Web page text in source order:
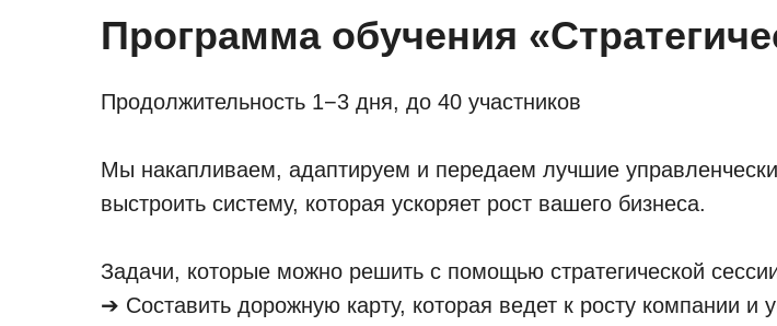
Программа обучения
Продолжительность 1−3 дня, до 40 участников
Мы накапливаем, адаптируем и передаем лучшие
выстроить систему, которая ускоряет рост вашего бизнеса.
Задачи, которые можно решить с помощью стратегической
➔ Составить дорожную карту, которая ведет к росту компании и